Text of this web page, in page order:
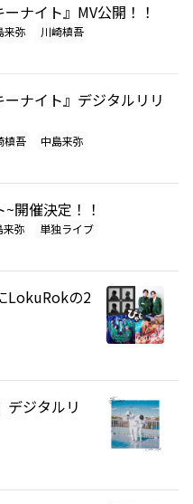
ナイト』MV公開！！
来弥
川崎槙吾
ーナイト』デジタルリリ
槙吾
中島来弥
開催決定！！
来弥
単独ライブ
LokuRokの2
ジタルリ